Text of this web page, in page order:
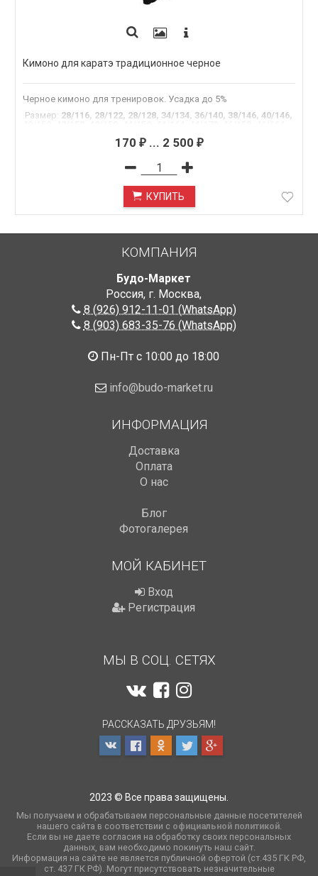
Кимоно для каратэ традиционное черное
Черное кимоно для тренировок. Усадка до 5%
.Размер: 28/116, 28/122, 28/128, 34/134, 36/140, 38/146, 40/146,
50/182, 50/188, 52/170, 52/176, 52/182, 52/188, 54/170, 54/176,
170 ₽... 2 500 ₽
КУПИТЬ
КОМПАНИЯ
Будо-Маркет
Россия, г. Москва,
8 (926) 912-11-01 (WhatsApp)
8 (903) 683-35-76 (WhatsApp)
Пн-Пт с 10:00 до 18:00
info@budo-market.ru
ИНФОРМАЦИЯ
Доставка
Оплата
О нас
Блог
Фотогалерея
МОЙ КАБИНЕТ
Вход
Регистрация
МЫ В СОЦ. СЕТЯХ
РАССКАЗАТЬ ДРУЗЬЯМ!
2023 © Все права защищены.
Мы получаем и обрабатываем персональные данные посетителей
нашего сайта в соответствии с официальной политикой.
Если вы не даете согласия на обработку своих персональных
данных, вам необходимо покинуть наш сайт.
Информация на сайте не является публичной офертой (ст.435 ГК РФ,
cт. 437 ГК РФ). Могут присутствовать незначительные